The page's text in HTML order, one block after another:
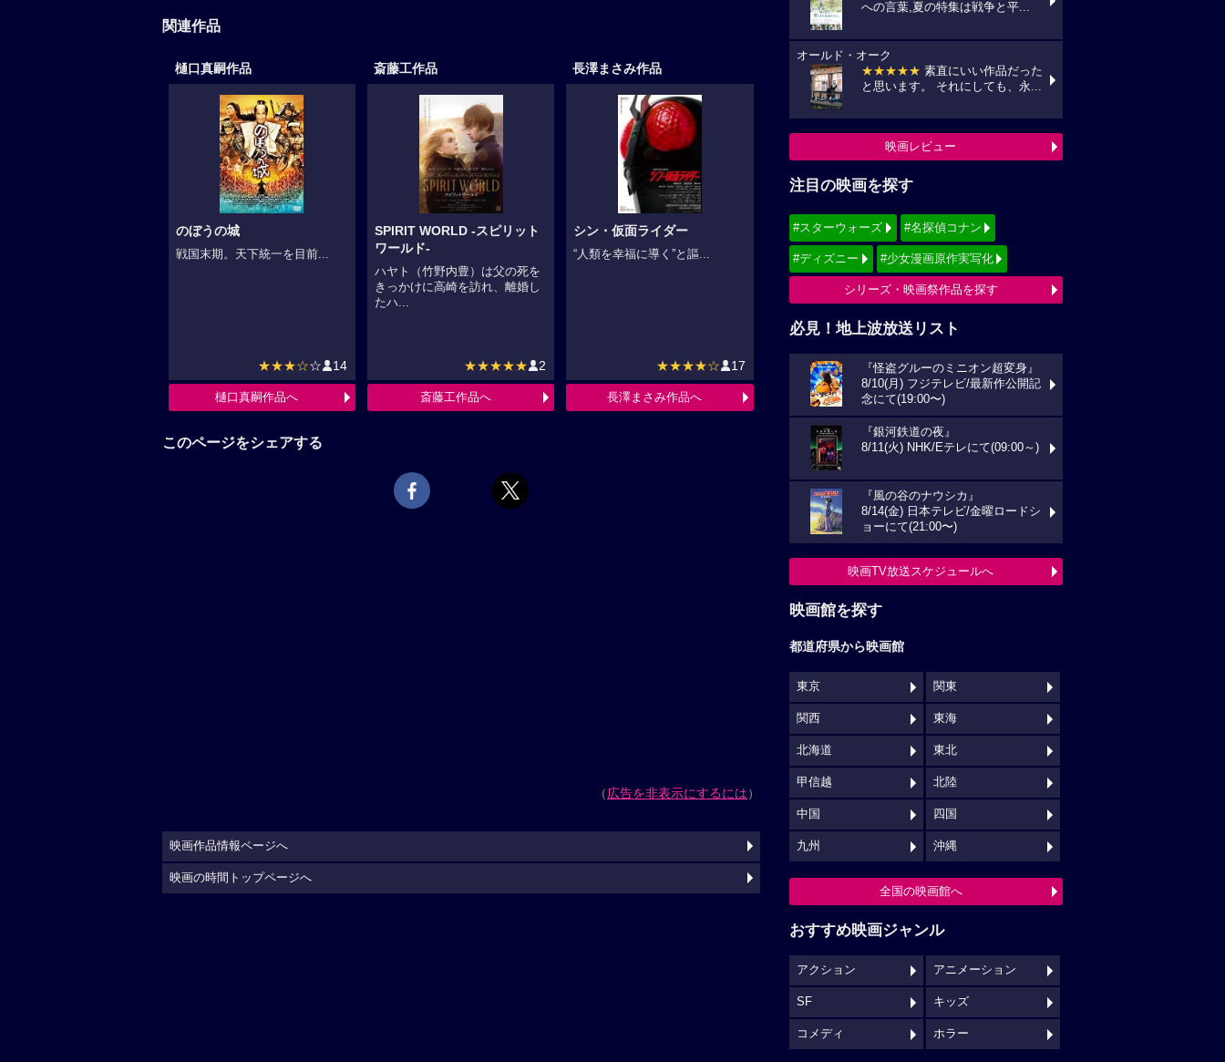
関連作品
樋口真嗣作品
のぼうの城
戦国末期。天下統一を目前...
★★★☆☆ 14
樋口真嗣作品へ
斎藤工作品
SPIRIT WORLD -スピリット
ワールド-
ハヤト（竹野内豊）は父の死を
きっかけに高崎を訪れ、離婚し
たハ...
★★★★★ 2
斎藤工作品へ
長澤まさみ作品
シン・仮面ライダー
“人類を幸福に導く”と謳...
★★★★☆ 17
長澤まさみ作品へ
このページをシェアする
（広告を非表示にするには）
への言葉,夏の特集は戦争と平...
オールド・オーク
★★★★★ 素直にいい作品だった
と思います。 それにしても、永...
映画レビュー
注目の映画を探す
#スターウォーズ #名探偵コナン
#ディズニー #少女漫画原作実写化
シリーズ・映画祭作品を探す
必見！地上波放送リスト
『怪盗グルーのミニオン超変身』
8/10(月) フジテレビ/最新作公開記
念にて(19:00〜)
『銀河鉄道の夜』
8/11(火) NHK/Eテレにて(09:00～)
『風の谷のナウシカ』
8/14(金) 日本テレビ/金曜ロードシ
ョーにて(21:00〜)
映画TV放送スケジュールへ
映画館を探す
都道府県から映画館
東京 関東
関西 東海
北海道 東北
甲信越 北陸
中国 四国
九州 沖縄
全国の映画館へ
おすすめ映画ジャンル
アクション アニメーション
SF キッズ
コメディ ホラー
映画作品情報ページへ
映画の時間トップページへ